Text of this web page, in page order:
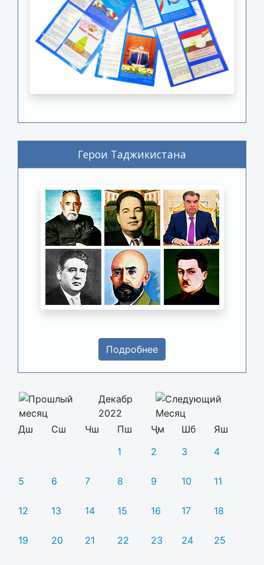
Герои Таджикистана
Подробнее
Декабр
2022
Дш
Сш Чш Пш Ҷм Шб
Яш
1
2 3 4
5 6 7 8 9 10 11
12 13 14 15 16 17 18
19 20 21 22 23 24 25